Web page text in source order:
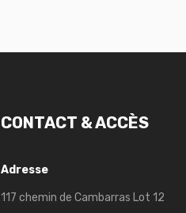
CONTACT & ACCÈS
Adresse
117 chemin de Cambarras Lot 12